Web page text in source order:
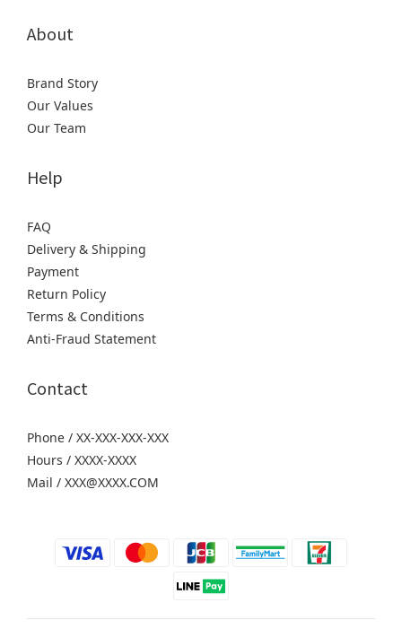
About
Brand Story
Our Values
Our Team
Help
FAQ
Delivery & Shipping
Payment
Return Policy
Terms & Conditions
Anti-Fraud Statement
Contact
Phone / XX-XXX-XXX-XXX
Hours / XXXX-XXXX
Mail / XXX@XXXX.COM